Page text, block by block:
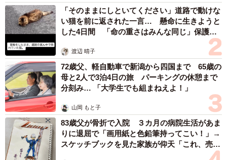
「そのままにしといてください」道路で動けな
い猫を前に返された一言… 懸命に生きようと
した4日間 「命の重さはみんな同じ」保護団
渡辺 晴子
72歳父、軽自動車で新潟から四国まで 65歳の
母と2人で3泊4日の旅 パーキングの休憩まで
分刻み… 「大学生でも組まねえよ！」
山岡 もと子
83歳父が骨折で入院 ３カ月の病院生活があま
りに退屈で「画用紙と色鉛筆持ってこい！」→
スケッチブックを見た家族が仰天「これ、売れ